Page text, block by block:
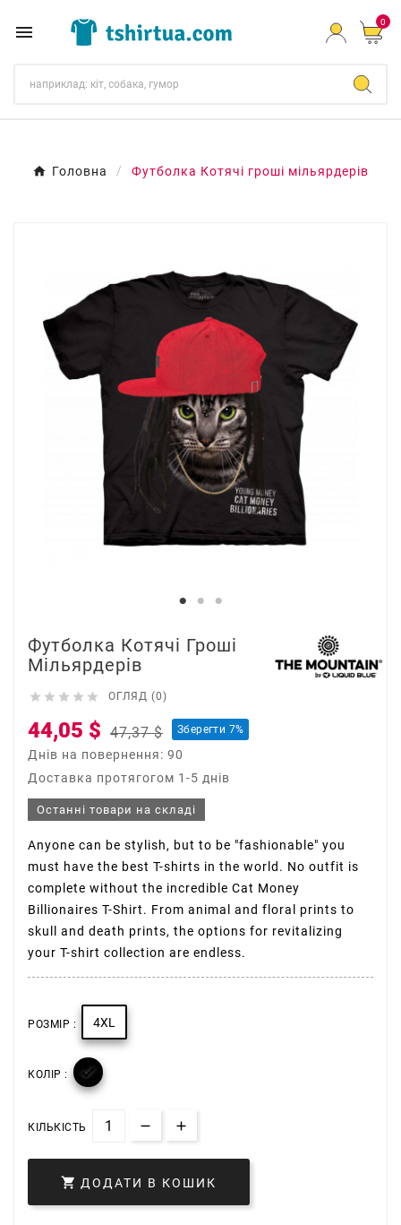
 0
Головна Футболка Котячі гроші мільярдерів
Футболка Котячі Гроші
Мільярдерів
     ОГЛЯД (0)
44,05 $ 47,37 $ Зберегти 7%
Днів на повернення: 90
Доставка протягогом 1-5 днів
Останні товари на складі
Anyone can be stylish, but to be "fashionable" you
must have the best T-shirts in the world. No outfit is
complete without the incredible Cat Money
Billionaires T-Shirt. From animal and floral prints to
skull and death prints, the options for revitalizing
your T-shirt collection are endless.
РОЗМІР : 4XL
КОЛІР : 
КІЛЬКІСТЬ
 ДОДАТИ В КОШИК